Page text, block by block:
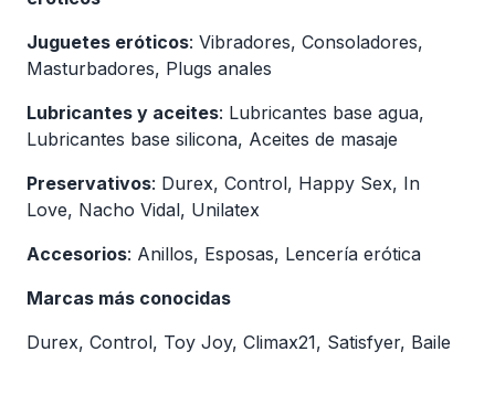
Juguetes eróticos: Vibradores, Consoladores,
Masturbadores, Plugs anales
Lubricantes y aceites: Lubricantes base agua,
Lubricantes base silicona, Aceites de masaje
Preservativos: Durex, Control, Happy Sex, In
Love, Nacho Vidal, Unilatex
Accesorios: Anillos, Esposas, Lencería erótica
Marcas más conocidas
Durex, Control, Toy Joy, Climax21, Satisfyer, Baile